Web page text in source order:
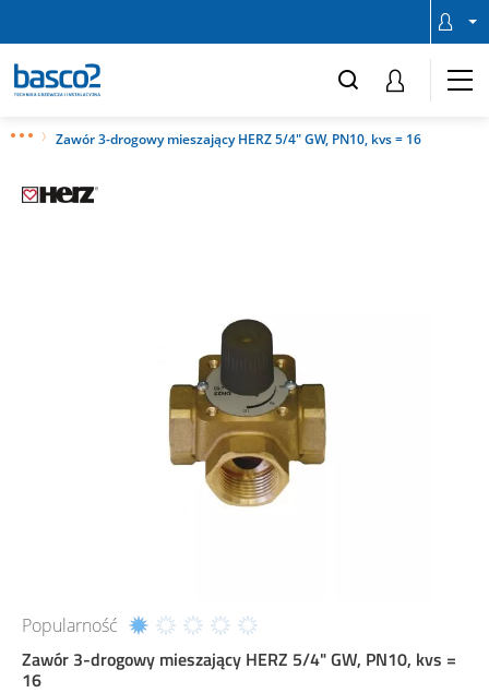
Zawór 3-drogowy mieszający HERZ 5/4" GW, PN10, kvs = 16
Popularność
Zawór 3-drogowy mieszający HERZ 5/4" GW, PN10, kvs =
16